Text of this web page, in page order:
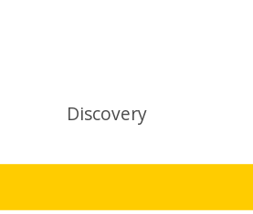
Discovery